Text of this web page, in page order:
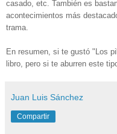
casado, etc. También es
acontecimientos más
trama.
En resumen, si te gustó "Los
libro, pero si te aburren este
Juan Luis Sánchez
Compartir